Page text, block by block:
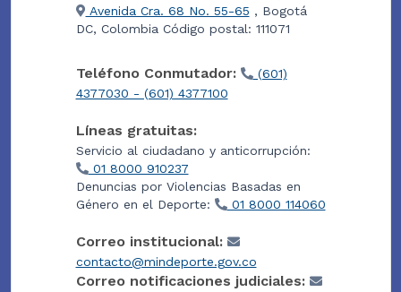
Avenida Cra. 68 No. 55-65 , Bogotá
DC, Colombia Código postal: 111071
Teléfono Conmutador:
(601)
4377030 - (601) 4377100
Líneas gratuitas:
Servicio al ciudadano y anticorrupción:
01 8000 910237
Denuncias por Violencias Basadas en
Género en el Deporte:
01 8000 114060
Correo institucional:
contacto@mindeporte.gov.co
Correo notificaciones judiciales: